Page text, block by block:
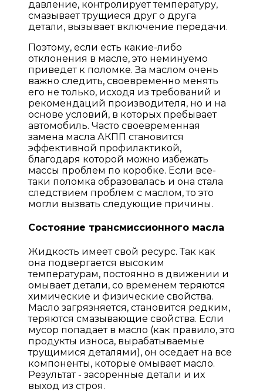
давление, контролирует температуру,
смазывает трущиеся друг о друга
детали, вызывает включение передачи.
Поэтому, если есть какие-либо
отклонения в масле, это неминуемо
приведет к поломке. За маслом очень
важно следить, своевременно менять
его не только, исходя из требований и
рекомендаций производителя, но и на
основе условий, в которых пребывает
автомобиль. Часто своевременная
замена масла АКПП становится
эффективной профилактикой,
благодаря которой можно избежать
массы проблем по коробке. Если все-
таки поломка образовалась и она стала
следствием проблем с маслом, то это
могли вызвать следующие причины.
Состояние трансмиссионного масла
Жидкость имеет свой ресурс. Так как
она подвергается высоким
температурам, постоянно в движении и
омывает детали, со временем теряются
химические и физические свойства.
Масло загрязняется, становится редким,
теряются смазывающие свойства. Если
мусор попадает в масло (как правило, это
продукты износа, вырабатываемые
трущимися деталями), он оседает на все
компоненты, которые омывает масло.
Результат - засоренные детали и их
выход из строя.